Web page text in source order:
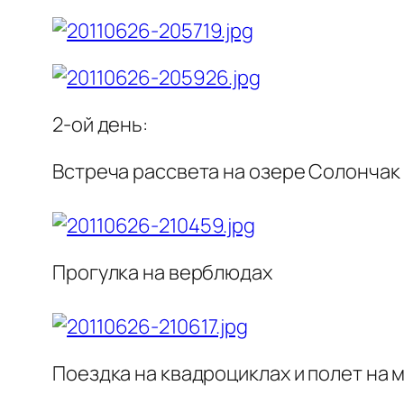
2-ой день:
Встреча рассвета на озере Солончак
Прогулка на верблюдах
Поездка на квадроциклах и полет на